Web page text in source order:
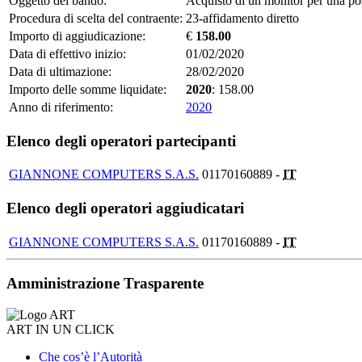
Procedura di scelta del contraente: 23-affidamento diretto
Importo di aggiudicazione:
€ 158.00
Data di effettivo inizio:
01/02/2020
Data di ultimazione:
28/02/2020
Importo delle somme liquidate:
2020: 158.00
Anno di riferimento:
2020
Elenco degli operatori partecipanti
GIANNONE COMPUTERS S.A.S. 01170160889 - IT
Elenco degli operatori aggiudicatari
GIANNONE COMPUTERS S.A.S. 01170160889 - IT
Amministrazione Trasparente
ART IN UN CLICK
Che cos’è l’Autorità